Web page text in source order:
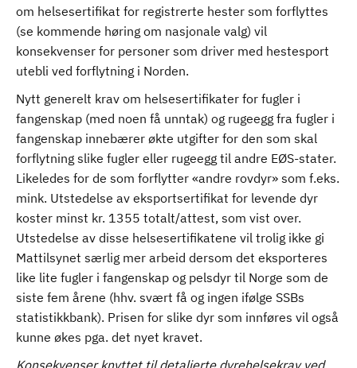
om helsesertifikat for registrerte hester som forflyttes
(se kommende høring om nasjonale valg) vil
konsekvenser for personer som driver med hestesport
utebli ved forflytning i Norden.
Nytt generelt krav om helsesertifikater for fugler i
fangenskap (med noen få unntak) og rugeegg fra fugler i
fangenskap innebærer økte utgifter for den som skal
forflytning slike fugler eller rugeegg til andre EØS-stater.
Likeledes for de som forflytter «andre rovdyr» som f.eks.
mink. Utstedelse av eksportsertifikat for levende dyr
koster minst kr. 1355 totalt/attest, som vist over.
Utstedelse av disse helsesertifikatene vil trolig ikke gi
Mattilsynet særlig mer arbeid dersom det eksporteres
like lite fugler i fangenskap og pelsdyr til Norge som de
siste fem årene (hhv. svært få og ingen ifølge SSBs
statistikkbank). Prisen for slike dyr som innføres vil også
kunne økes pga. det nyet kravet.
Konsekvenser knyttet til detaljerte dyrehelsekrav ved